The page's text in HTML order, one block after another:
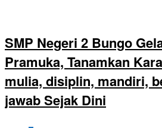
SMP Negeri 2 Bungo
Pramuka, Tanamkan
mulia, disiplin, mandiri,
jawab Sejak Dini